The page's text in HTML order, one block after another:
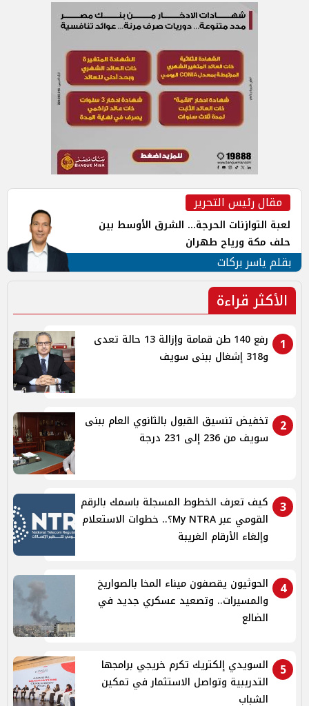
مقال رئيس التحرير
لعبة التوازنات الحرجة... الشرق الأوسط بين
حلف مكة ورياح طهران
بقلم ياسر بركات
الأكثر قراءة
1
رفع 140 طن قمامة وإزالة 13 حالة تعدى
و318 إشغال ببنى سويف
2
تخفيض تنسيق القبول بالثانوي العام ببنى
سويف من 236 إلى 231 درجة
3
كيف تعرف الخطوط المسجلة باسمك بالرقم
القومي عبر My NTRA؟.. خطوات الاستعلام
وإلغاء الأرقام الغريبة
4
الحوثيون يقصفون ميناء المخا بالصواريخ
والمسيرات.. وتصعيد عسكري جديد في
الضالع
5
السويدي إلكتريك تكرم خريجي برامجها
التدريبية وتواصل الاستثمار في تمكين
الشباب